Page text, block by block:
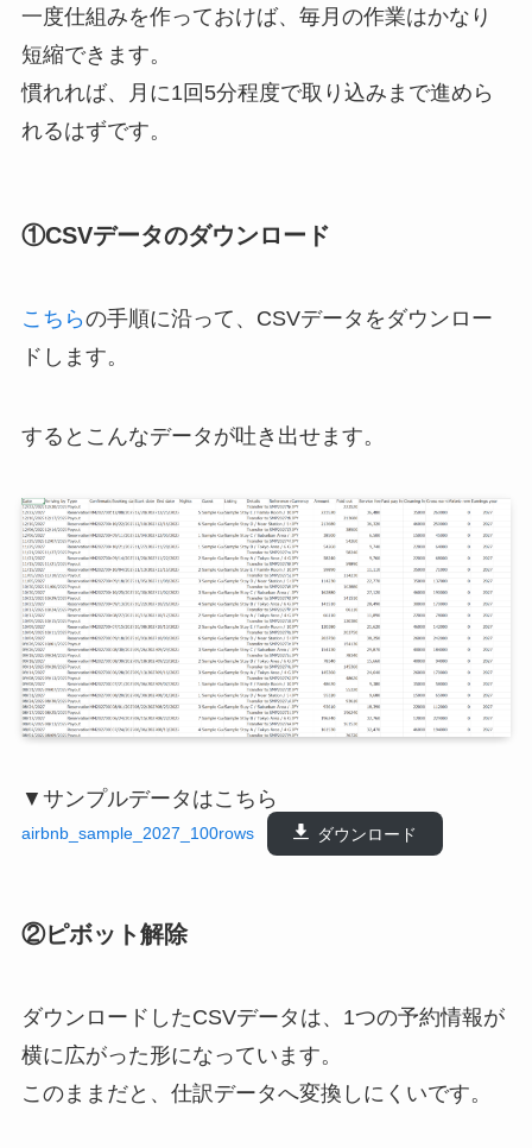
一度仕組みを作っておけば、毎月の作業はかなり
短縮できます。
慣れれば、月に1回5分程度で取り込みまで進めら
れるはずです。
①CSVデータのダウンロード
こちらの手順に沿って、CSVデータをダウンロー
ドします。
するとこんなデータが吐き出せます。
▼サンプルデータはこちら
airbnb_sample_2027_100rows ダウンロード
②ピボット解除
ダウンロードしたCSVデータは、1つの予約情報が
横に広がった形になっています。
このままだと、仕訳データへ変換しにくいです。